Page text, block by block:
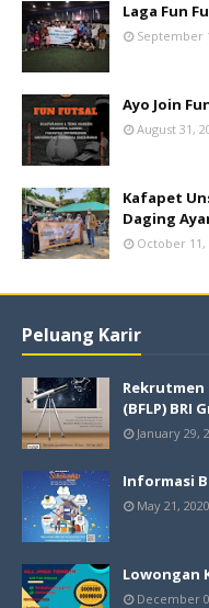
Laga Fun
September
Ayo Join
August 31,
Kafapet
Daging
October 11,
Peluang Karir
Rekrutmen
(BFLP) BRI
January 29,
Informasi
May 21, 2020
Lowongan
December